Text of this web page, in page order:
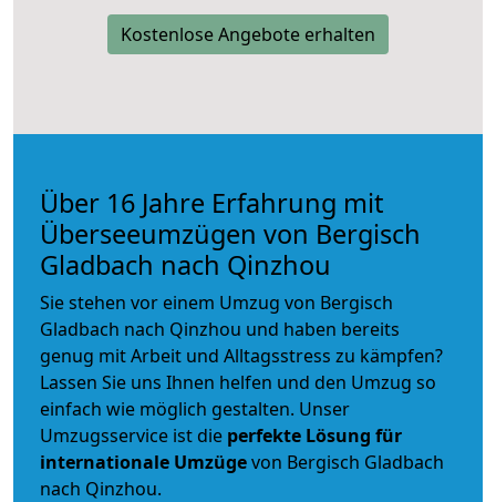
Kostenlose Angebote erhalten
Über 16 Jahre Erfahrung mit
Überseeumzügen von Bergisch
Gladbach nach Qinzhou
Sie stehen vor einem Umzug von Bergisch
Gladbach nach Qinzhou und haben bereits
genug mit Arbeit und Alltagsstress zu kämpfen?
Lassen Sie uns Ihnen helfen und den Umzug so
einfach wie möglich gestalten. Unser
Umzugsservice ist die perfekte Lösung für
internationale Umzügevon Bergisch Gladbach
nach Qinzhou.